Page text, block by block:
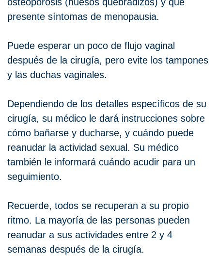
presente síntomas de menopausia.
Puede esperar un poco de flujo vaginal
después de la cirugía, pero evite los tampones
y las duchas vaginales.
Dependiendo de los detalles específicos de su
cirugía, su médico le dará instrucciones sobre
cómo bañarse y ducharse, y cuándo puede
reanudar la actividad sexual. Su médico
también le informará cuándo acudir para un
seguimiento.
Recuerde, todos se recuperan a su propio
ritmo. La mayoría de las personas pueden
reanudar a sus actividades entre 2 y 4
semanas después de la cirugía.